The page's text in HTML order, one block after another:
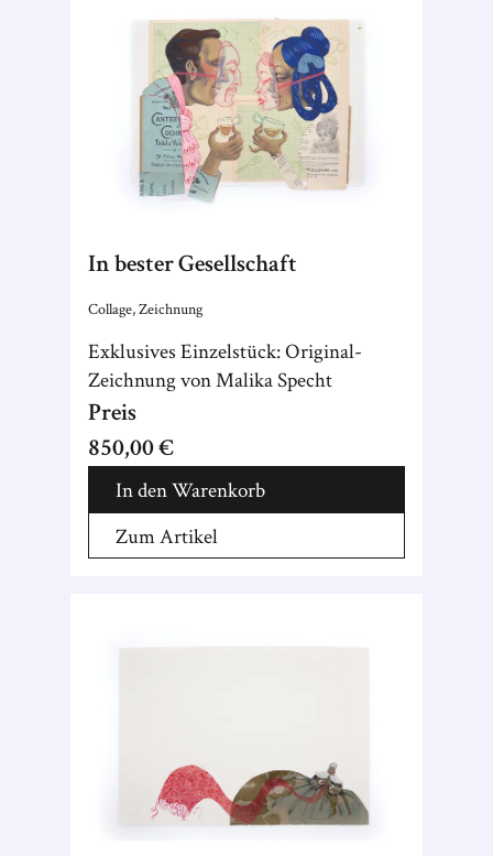
In bester Gesellschaft
Collage, Zeichnung
Exklusives Einzelstück: Original-
Zeichnung von Malika Specht
Preis
850,00 €
In den Warenkorb
Zum Artikel